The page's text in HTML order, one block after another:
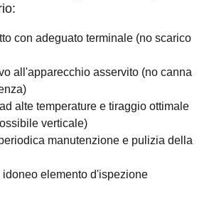
con adeguato terminale (no scarico
all'apparecchio asservito (no canna
alte temperature e tiraggio ottimale
verticale)
manutenzione e pulizia della
idoneo elemento d'ispezione